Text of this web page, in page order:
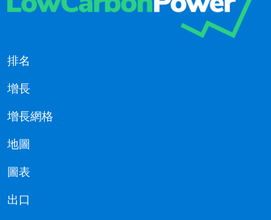
排名
增長
增長網格
地圖
圖表
出口